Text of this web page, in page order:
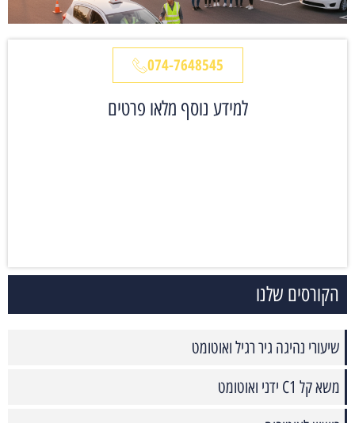
074-7648545
למידע נוסף מלאו פרטים
הקורסים שלנו
שיעורי נהיגה גיר רגיל ואוטומט
משא קל C1 ידני ואוטומט